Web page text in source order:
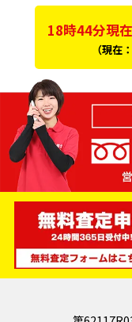
18時44分現
（現在